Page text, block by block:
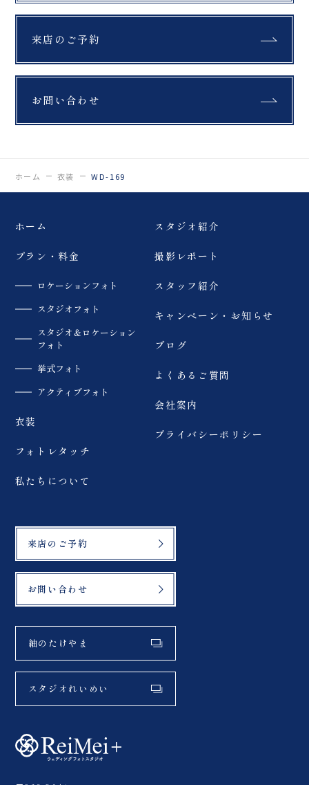
来店のご予約
お問い合わせ
ホーム 衣装 WD-169
ホーム
プラン・料金
ロケーションフォト
スタジオフォト
スタジオ＆ロケーション
フォト
挙式フォト
アクティブフォト
衣装
フォトレタッチ
私たちについて
スタジオ紹介
撮影レポート
スタッフ紹介
キャンペーン・お知らせ
ブログ
よくあるご質問
会社案内
プライバシーポリシー
来店のご予約
お問い合わせ
紬のたけやま
スタジオれいめい